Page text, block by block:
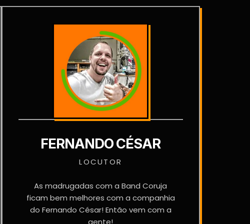
FERNANDO CÉSAR
LOCUTOR
As madrugadas com a Band Coruja
ficam bem melhores com a companhia
do Fernando César! Então vem com a
gente!